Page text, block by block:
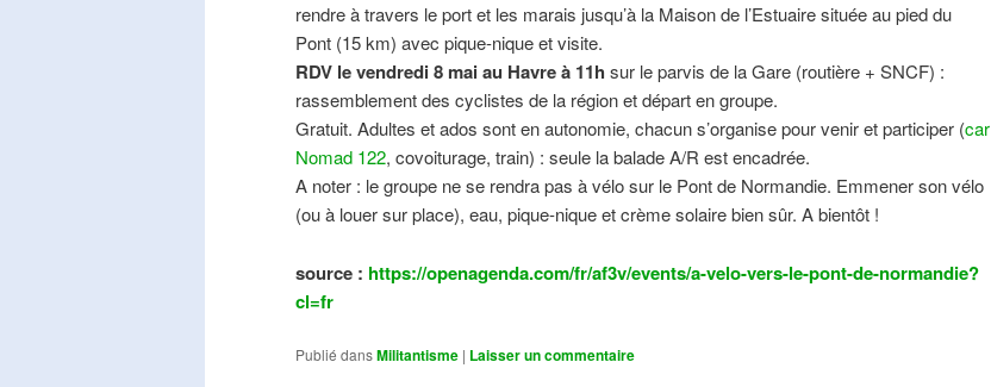
rendre à travers le port et les marais jusqu’à la Maison de l’Estuaire située au pied du
Pont (15 km) avec pique-nique et visite.
RDV le vendredi 8 mai au Havre à 11h sur le parvis de la Gare (routière + SNCF) :
rassemblement des cyclistes de la région et départ en groupe.
Gratuit. Adultes et ados sont en autonomie, chacun s’organise pour venir et participer (car
Nomad 122, covoiturage, train) : seule la balade A/R est encadrée.
A noter : le groupe ne se rendra pas à vélo sur le Pont de Normandie. Emmener son vélo
(ou à louer sur place), eau, pique-nique et crème solaire bien sûr. A bientôt !
source : https://openagenda.com/fr/af3v/events/a-velo-vers-le-pont-de-normandie?
cl=fr
Publié dansMilitantisme | Laisser un commentaire